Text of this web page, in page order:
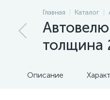
Главная Каталог
толщина
Описание